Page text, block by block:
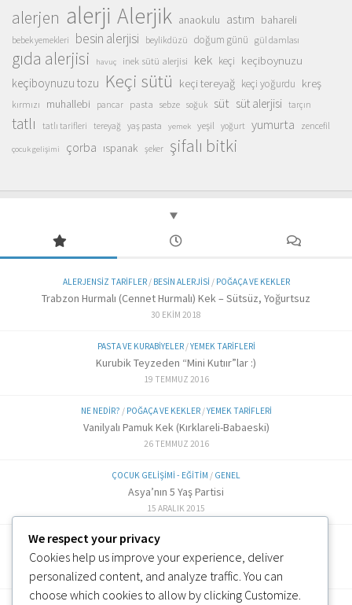
alerjen alerji Alerjik anaokulu astım bahareli
bebek yemekleri besin alerjisi beylikdüzü doğum günü gül damlası
gıda alerjisi havuç inek sütü alerjisi kek keçi keçiboynuzu
keçiboynuzu tozu Keçi sütü keçi tereyağ keçi yoğurdu kreş
kırmızı muhallebi pancar pasta sebze soğuk süt süt alerjisi tarçın
tatlı tatlı tarifleri tereyağ yaş pasta yemek yeşil yoğurt yumurta zencefil
çocuk gelişimi çorba ıspanak şeker şifalı bitki
ALERJENSIZ TARIFLER/ BESIN ALERJISI / POĞAÇA VE KEKLER
Trabzon Hurmalı (Cennet Hurmalı) Kek – Sütsüz, Yoğurtsuz
30 EKIM 2018
PASTA VE KURABIYELER/YEMEK TARIFLERI
Kurubik Teyzeden “Mini Kutıır”lar :)
19 TEMMUZ 2016
NE NEDIR? / POĞAÇA VE KEKLER/YEMEK TARIFLERI
Vanilyalı Pamuk Kek (Kırklareli-Babaeski)
26 TEMMUZ 2016
ÇOCUK GELIŞIMI - EĞITIM / GENEL
Asya’nın 5 Yaş Partisi
15 ARALIK 2015
ALTERNATIF TARIFLER
Labne Peynir Yapımı (6 ve üzeri)
3 OCAK 2019
We respect your privacy
Cookies help us improve your experience, deliver
personalized content, and analyze traffic. You can
choose which cookies to allow by clicking Customize